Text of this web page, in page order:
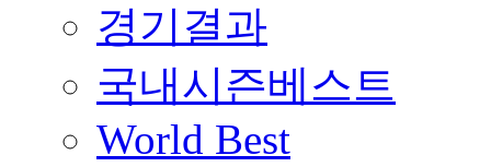
경기결과
국내시즌베스트
World Best